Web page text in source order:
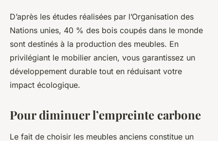
D’après les études réalisées par l’Organisation des
Nations unies, 40 % des bois coupés dans le monde
sont destinés à la production des meubles. En
privilégiant le mobilier ancien, vous garantissez un
développement durable tout en réduisant votre
impact écologique.
Pour diminuer l’empreinte carbone
Le fait de choisir les meubles anciens constitue un